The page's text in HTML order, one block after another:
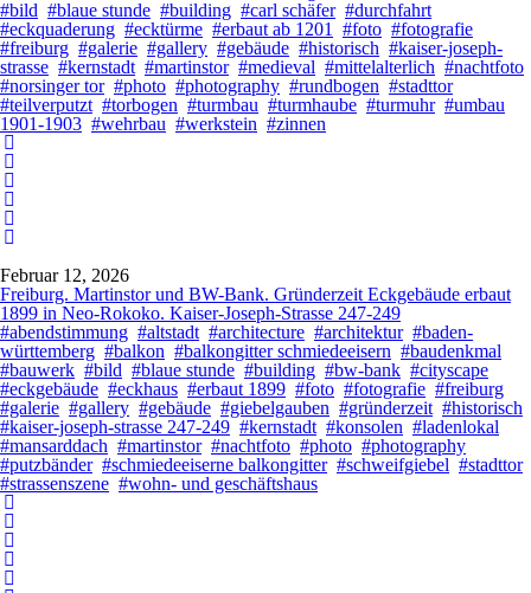
#bild #blaue stunde #building #carl schäfer #durchfahrt
#eckquaderung #ecktürme #erbaut ab 1201 #foto #fotografie
#freiburg #galerie #gallery #gebäude #historisch #kaiser-joseph-
strasse #kernstadt #martinstor #medieval #mittelalterlich #nachtfoto
#norsinger tor #photo #photography #rundbogen #stadttor
#teilverputzt #torbogen #turmbau #turmhaube #turmuhr #umbau
1901-1903 #wehrbau #werkstein #zinnen
Februar 12, 2026
Freiburg. Martinstor und BW-Bank. Gründerzeit Eckgebäude erbaut
1899 in Neo-Rokoko. Kaiser-Joseph-Strasse 247-249
#abendstimmung #altstadt #architecture #architektur #baden-
württemberg #balkon #balkongitter schmiedeeisern #baudenkmal
#bauwerk #bild #blaue stunde #building #bw-bank #cityscape
#eckgebäude #eckhaus #erbaut 1899 #foto #fotografie #freiburg
#galerie #gallery #gebäude #giebelgauben #gründerzeit #historisch
#kaiser-joseph-strasse 247-249 #kernstadt #konsolen #ladenlokal
#mansarddach #martinstor #nachtfoto #photo #photography
#putzbänder #schmiedeeiserne balkongitter #schweifgiebel #stadttor
#strassenszene #wohn- und geschäftshaus